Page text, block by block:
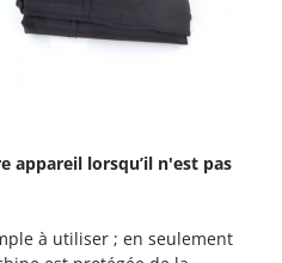
appareil lorsqu’il n'est pas
à utiliser ; en seulement